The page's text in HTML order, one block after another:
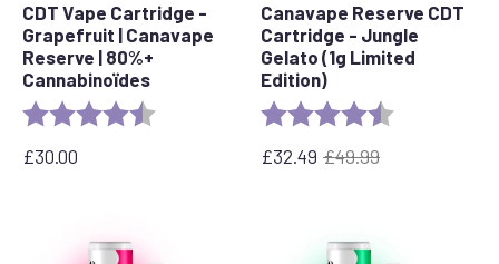
CDT Vape Cartridge -
Grapefruit | Canavape
Reserve | 80%+
Cannabinoïdes
Evaluation : 4,6 sur 5 étoiles
£30.00
Canavape Reserve CDT
Cartridge - Jungle
Gelato (1g Limited
Edition)
Evaluation :
£49.99
Le
£32.49
Le